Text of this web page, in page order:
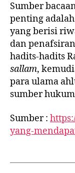
Sumber
penting
yang berisi
dan
hadits-hadits
sallam,
para ulama
sumber
Sumber :
yang-